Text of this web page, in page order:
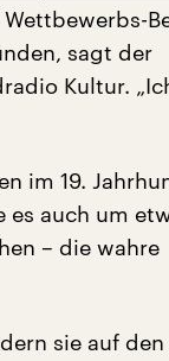
sagt der
Kultur.
im 19.
es auch um
– die wahre
sie auf den